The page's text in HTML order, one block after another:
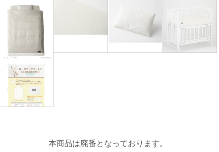
本商品は廃番となっております。